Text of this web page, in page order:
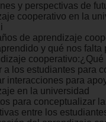
y perspectivas de
cooperativo en la
de aprendizaje
y qué nos falta
a los estudiantes para
interacciones para
en la universidad
para conceptualizar
entre los